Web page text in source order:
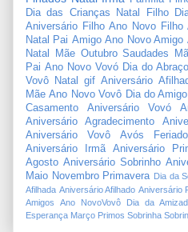
Dia das Crianças
Natal Filho
Aniversário Filho Ano Novo Filho
Natal Pai Amigo Ano Novo Amigo
Natal Mãe Outubro Saudades
Pai Ano Novo Vovó Dia do Abraço
Vovô
Natal gif Aniversário
Mãe Ano Novo Vovô Dia do Amigo
Casamento
Aniversário Vovó
Aniversário Agradecimento
Aniversário Vovô
Avós Feriado
Aniversário Irmã
Aniversário
Agosto Aniversário Sobrinho
Maio Novembro Primavera Dia da
Afilhada Aniversário Afilhado Aniversário
Amigos
Ano NovoVovô Dia da
Esperança Março Primos Sobrinha